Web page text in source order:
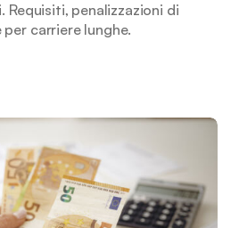
Requisiti, penalizzazioni di
carriere lunghe.